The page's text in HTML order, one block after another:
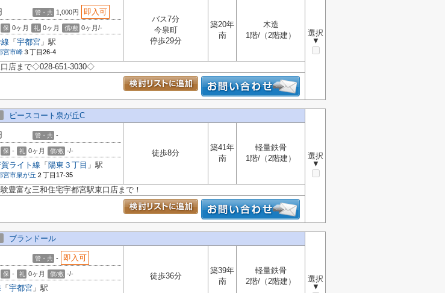
選択
▼
管・共 1,000円 即入可
保 0ヶ月 礼 0ヶ月 償/敷 0ヶ月/-
「 宇都宮 」駅
宮市峰３丁目26-4
バス7分
今泉町
停歩29分
築20年
南
木造
1階/（2階建）
店まで◇028-651-3030◇
ピースコート泉が丘C
選択
▼
管・共 -
保 - 礼 0ヶ月 償/敷 -/-
ライト線 「 陽東３丁目 」駅
宮市泉が丘 ２丁目17-35
徒歩8分
築41年
南
軽量鉄骨
1階/（2階建）
豊富な三和住宅宇都宮駅東口店まで！
ブランドール
選択
▼
管・共 - 即入可
保 - 礼 0ヶ月 償/敷 -/-
「 宇都宮 」駅
徒歩36分
築39年
南
軽量鉄骨
2階/（2階建）